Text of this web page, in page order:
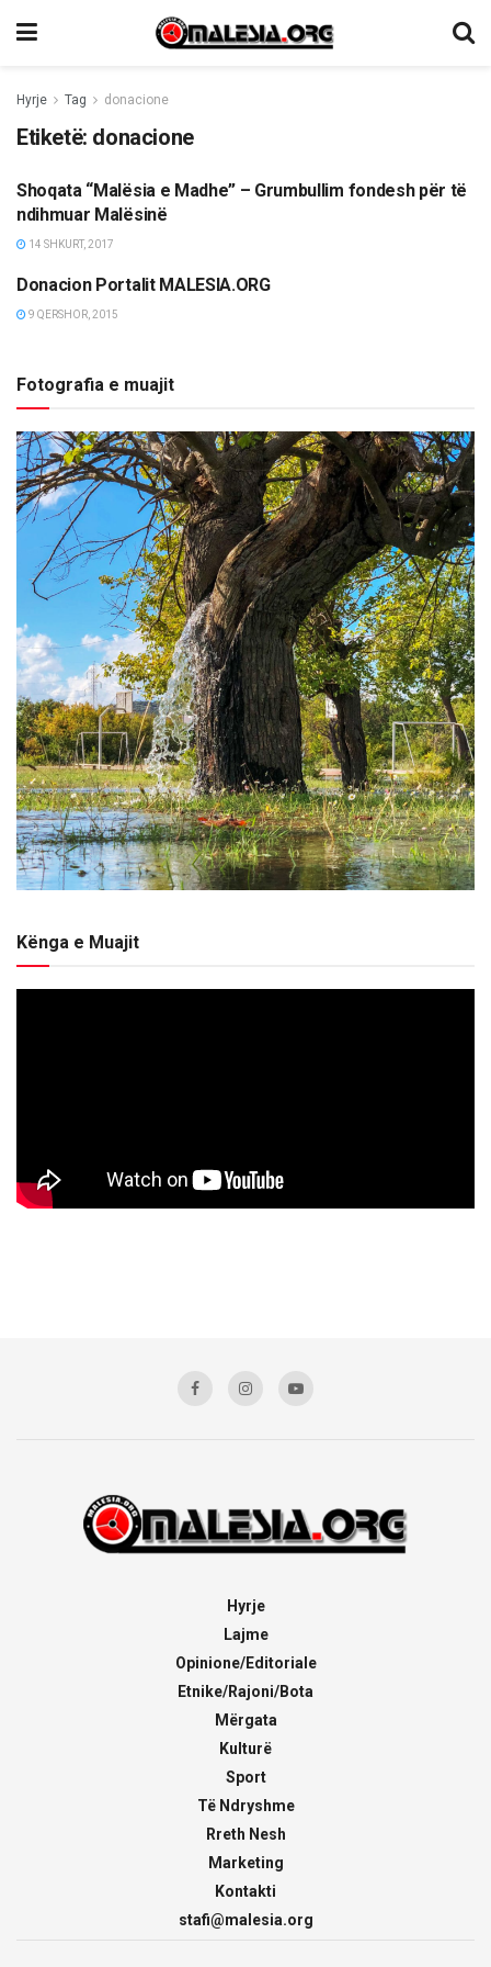
Hyrje Tag donacione
Etiketë: donacione
MËRGATA
Shoqata “Malësia e Madhe” – Grumbullim fondesh për të
ndihmuar Malësinë
14 SHKURT, 2017
TË NDRYSHME
Donacion Portalit MALESIA.ORG
9 QERSHOR, 2015
Fotografia e muajit
Kënga e Muajit
Hyrje
Lajme
Opinione/Editoriale
Etnike/Rajoni/Bota
Mërgata
Kulturë
Sport
Të Ndryshme
Rreth Nesh
Marketing
Kontakti
stafi@malesia.org